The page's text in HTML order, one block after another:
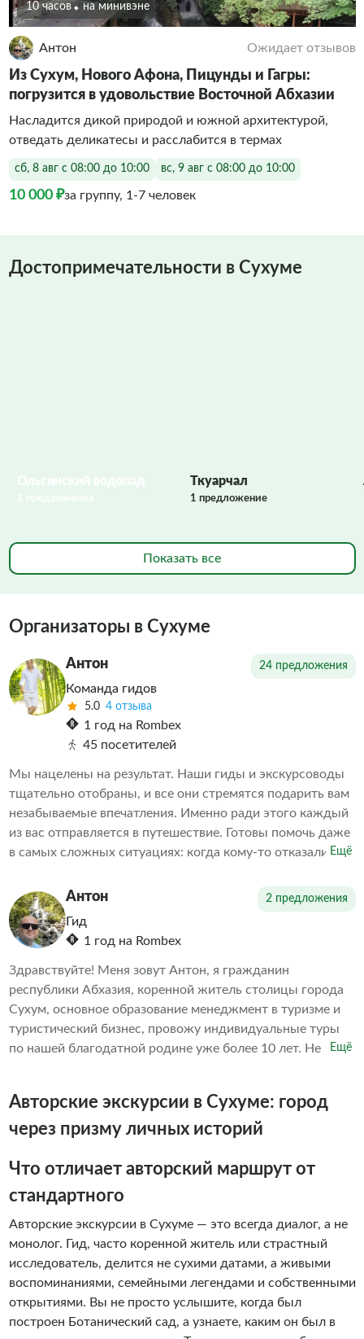
10 часов На минивэне
Антон Ожидает отзывов
Из Сухум, Нового Афона, Пицунды и Гагры:
погрузится в удовольствие Восточной Абхазии
Насладится дикой природой и южной архитектурой,
отведать деликатесы и расслабится в термах
сб, 8 авг с 08:00 до 10:00 вс, 9 авг с 08:00 до 10:00
10 000 ₽за группу, 1-7 человек
Достопримечательности в Сухуме
Ткуарчал
1 предложение
Показать все
Организаторы в Сухуме
Антон 24 предложения
Команда гидов
5.0 4 отзыва
1 год на Rombex
45 посетителей
Мы нацелены на результат. Наши гиды и экскурсоводы
тщательно отобраны, и все они стремятся подарить вам
незабываемые впечатления. Именно ради этого каждый
из вас отправляется в путешествие. Готовы помочь даже
в самых сложных ситуациях: когда кому-то отказали в
впечатления от проведенных экскурсий другими
организаторами. Делаем всё возможное, чтобы наши
клиенты остались довольны. А дальше выбор за вами
Ещё
Антон 2 предложения
Гид
1 год на Rombex
Здравствуйте! Меня зовут Антон, я гражданин
республики Абхазия, коренной житель столицы города
Сухум, основное образование менеджмент в туризме и
туристический бизнес, провожу индивидуальные туры
по нашей благодатной родине уже более 10 лет. Не
и многонационального народа Абхазии. На этой
экскурсии будут учитаны все Ваши пожелания и
маршрут и все нюансы места встречи оговариваются и
Страну Души!!!
Ещё
Авторские экскурсии в Сухуме: город
через призму личных историй
Что отличает авторский маршрут от
стандартного
Авторские экскурсии в Сухуме — это всегда диалог, а не
монолог. Гид, часто коренной житель или страстный
исследователь, делится не сухими датами, а живыми
воспоминаниями, семейными легендами и собственными
открытиями. Вы не просто услышите, когда был
построен Ботанический сад, а узнаете, каким он был в